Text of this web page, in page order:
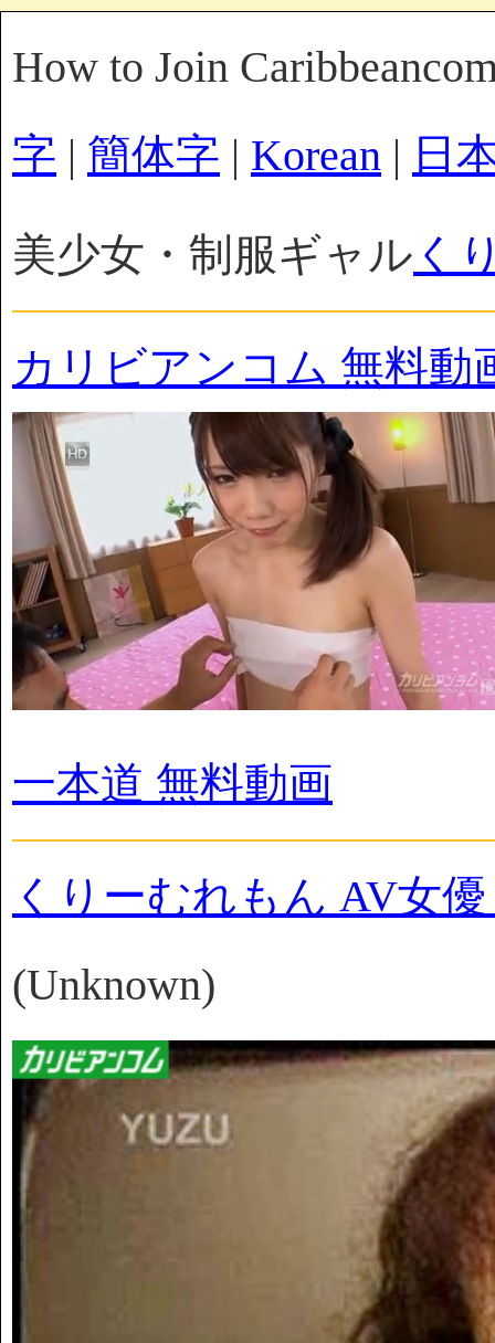
How to Join
字 | 簡体字 | Korean | 日
美少女・制服ギャル く
カリビアンコム 無料動
一本道 無料動画
くりーむれもん AV女
(Unknown)